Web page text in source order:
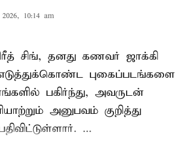
10:14 am
சிங், தனது கணவர் ஜாக்கி
புகைப்படங்களை
பகிர்ந்து, அவருடன்
அனுபவம் குறித்து
...